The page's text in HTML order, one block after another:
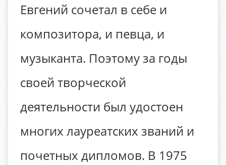
Евгений сочетал в себе и
композитора, и певца, и
музыканта. Поэтому за годы
своей творческой
деятельности был удостоен
многих лауреатских званий и
почетных дипломов. В 1975